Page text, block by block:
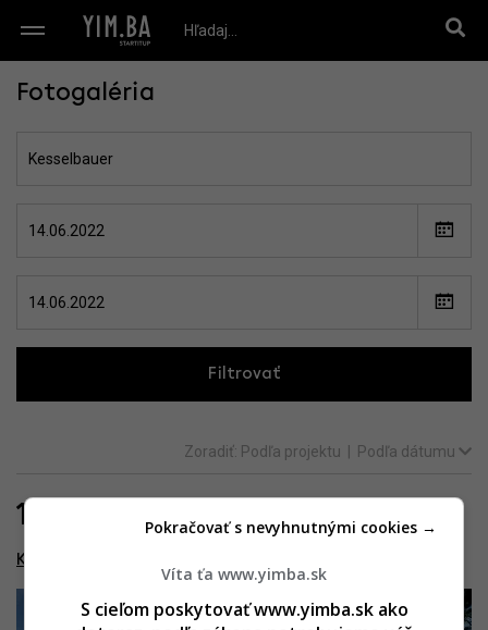
Fotogaléria
Filtrovať
Zoradiť: Podľa projektu Podľa dátumu
14.06.2022
Kesselbauer
Víta ťa www.yimba.sk
S cieľom poskytovať www.yimba.sk ako
Pokračovať s nevyhnutnými cookies →